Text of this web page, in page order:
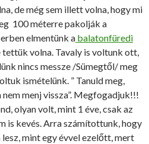
de még sem illett volna, hogy mi
100 méterre pakolják a
elmentünk a balatonfüredi
tettük volna. Tavaly is voltunk ott,
nincs messze /Sümegtől/ meg
ismételünk. ” Tanuld meg,
menj vissza”. Megfogadjuk!!!
olyan volt, mint 1 éve, csak az
is kevés. Arra számítottunk, hogy
mint egy évvel ezelőtt, mert